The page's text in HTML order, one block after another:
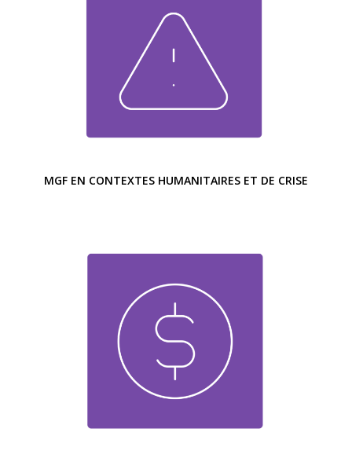
MGF EN CONTEXTES HUMANITAIRES ET DE CRISE